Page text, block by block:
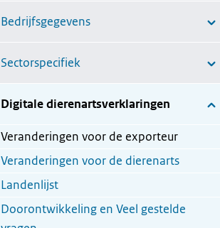
Bedrijfsgegevens
Sectorspecifiek
Digitale dierenartsverklaringen
Veranderingen voor de exporteur
Veranderingen voor de dierenarts
Landenlijst
Doorontwikkeling en Veel gestelde